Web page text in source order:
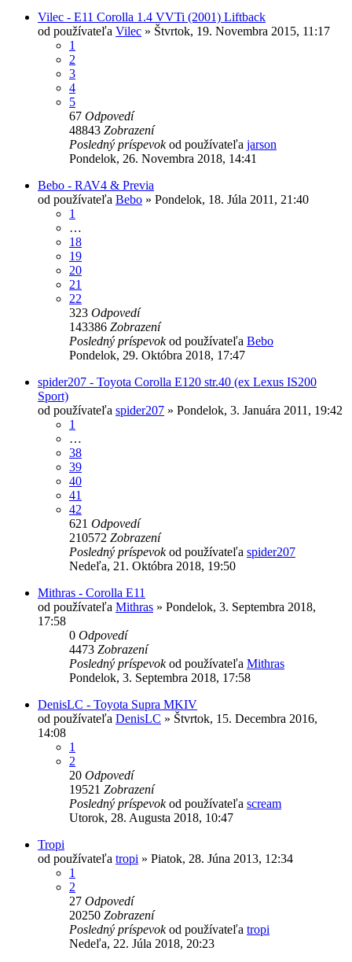
Vilec - E11 Corolla 1.4 VVTi (2001) Liftback
od používateľa Vilec » Štvrtok, 19. Novembra 2015, 11:17
1
2
3
4
5
67 Odpovedí
48843 Zobrazení
Posledný príspevokod používateľa jarson
Pondelok, 26. Novembra 2018, 14:41
Bebo - RAV4 & Previa
od používateľa Bebo » Pondelok, 18. Júla 2011, 21:40
1
…
18
19
20
21
22
323 Odpovedí
143386 Zobrazení
Posledný príspevokod používateľa Bebo
Pondelok, 29. Októbra 2018, 17:47
spider207 - Toyota Corolla E120 str.40 (ex Lexus IS200
Sport)
od používateľa spider207 » Pondelok, 3. Januára 2011, 19:42
1
…
38
39
40
41
42
621 Odpovedí
210572 Zobrazení
Posledný príspevokod používateľa spider207
Nedeľa, 21. Októbra 2018, 19:50
Mithras - Corolla E11
od používateľa Mithras » Pondelok, 3. Septembra 2018,
17:58
0 Odpovedí
4473 Zobrazení
Posledný príspevokod používateľa Mithras
Pondelok, 3. Septembra 2018, 17:58
DenisLC - Toyota Supra MKIV
od používateľa DenisLC » Štvrtok, 15. Decembra 2016,
14:08
1
2
20 Odpovedí
19521 Zobrazení
Posledný príspevokod používateľa scream
Utorok, 28. Augusta 2018, 10:47
Tropi
od používateľa tropi » Piatok, 28. Júna 2013, 12:34
1
2
27 Odpovedí
20250 Zobrazení
Posledný príspevokod používateľa tropi
Nedeľa, 22. Júla 2018, 20:23